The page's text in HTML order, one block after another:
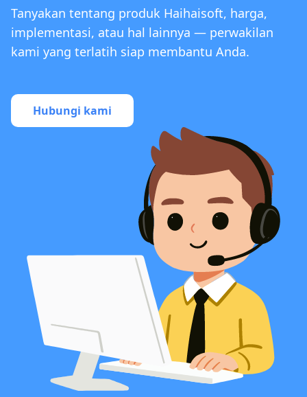
Tanyakan tentang produk Haihaisoft, harga,
implementasi, atau hal lainnya — perwakilan
kami yang terlatih siap membantu Anda.
Hubungi kami